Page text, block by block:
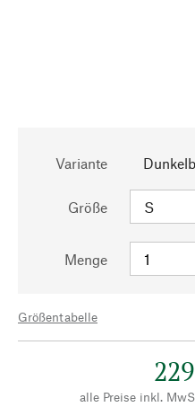
Variante
Größe
Menge
Größentabelle
alle Preise inkl.